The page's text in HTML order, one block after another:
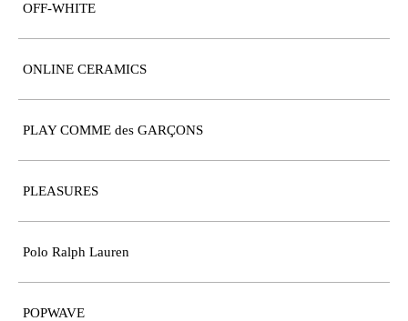
OFF-WHITE
ONLINE CERAMICS
PLAY COMME des GARÇONS
PLEASURES
Polo Ralph Lauren
POPWAVE